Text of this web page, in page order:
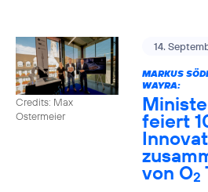
Credits: Max
Ostermeier
14.
MARKUS
WAYRA:
feiert
von O2